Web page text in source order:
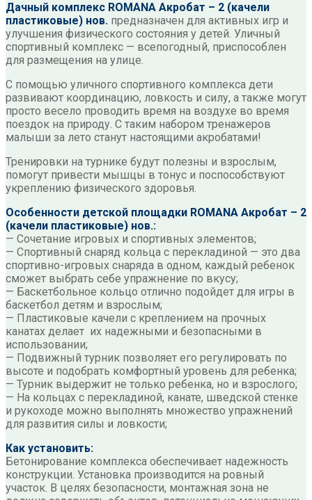
Дачный комплекс ROMANA Акробат – 2 (качели
пластиковые) нов. предназначен для активных игр и
улучшения физического состояния у детей. Уличный
спортивный комплекс — всепогодный, приспособлен
для размещения на улице.
С помощью уличного спортивного комплекса дети
развивают координацию, ловкость и силу, а также могут
просто весело проводить время на воздухе во время
поездок на природу. С таким набором тренажеров
малыши за лето станут настоящими акробатами!
Тренировки на турнике будут полезны и взрослым,
помогут привести мышцы в тонус и поспособствуют
укреплению физического здоровья.
Особенности детской площадки ROMANA Акробат – 2
(качели пластиковые) нов.:
— Сочетание игровых и спортивных элементов;
— Спортивный снаряд кольца с перекладиной — это два
спортивно-игровых снаряда в одном, каждый ребенок
сможет выбрать себе упражнение по вкусу;
— Баскетбольное кольцо отлично подойдет для игры в
баскетбол детям и взрослым;
— Пластиковые качели с креплением на прочных
канатах делает их надежными и безопасными в
использовании;
— Подвижный турник позволяет его регулировать по
высоте и подобрать комфортный уровень для ребенка;
— Турник выдержит не только ребенка, но и взрослого;
— На кольцах с перекладиной, канате, шведской стенке
и рукоходе можно выполнять множество упражнений
для развития силы и ловкости;
Как установить:
Бетонирование комплекса обеспечивает надежность
конструкции. Установка производится на ровный
участок. В целях безопасности, монтажная зона не